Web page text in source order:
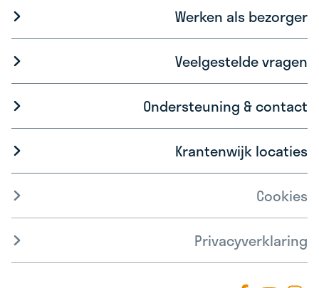
Werken als bezorger
Veelgestelde vragen
Ondersteuning & contact
Krantenwijk locaties
Cookies
Privacyverklaring